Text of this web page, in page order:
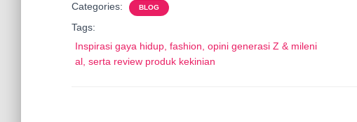
Categories: BLOG
Tags:
Inspirasi gaya hidup, fashion, opini generasi Z & mileni
al, serta review produk kekinian